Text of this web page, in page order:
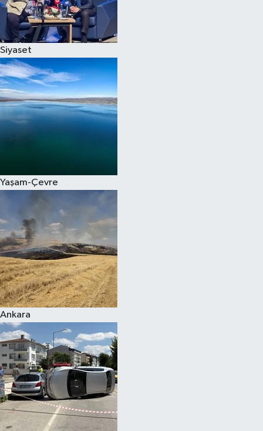
Siyaset
Yaşam-Çevre
Ankara
Spor
Çocuk
Eğitim
Kim kimdir?
Kültür Sanat
Sağlık
Siyaset
Teknoloji
Televizyon
Yaşam-Çevre